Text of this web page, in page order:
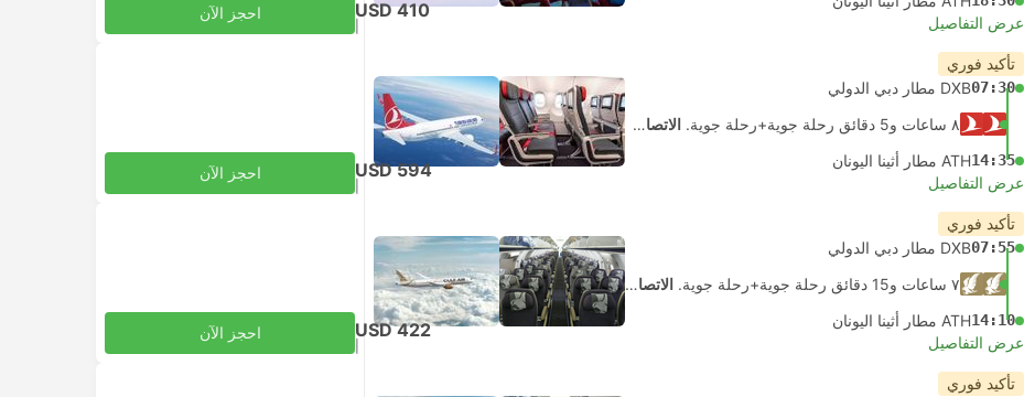
عرض التفاصيل
USD 410 احجز الآن
تأكيد فوري
07:30DXB مطار دبي الدولي
٨ ساعات و‫5 دقائق رحلة جوية+رحلة جوية.
الاتصال الذاتي
14:35ATH مطار أثينا اليونان
عرض التفاصيل
USD 594 احجز الآن
تأكيد فوري
07:55DXB مطار دبي الدولي
٧ ساعات و‫15 دقائق رحلة جوية+رحلة جوية.
الاتصال الذاتي
14:10ATH مطار أثينا اليونان
عرض التفاصيل
USD 422 احجز الآن
تأكيد فوري